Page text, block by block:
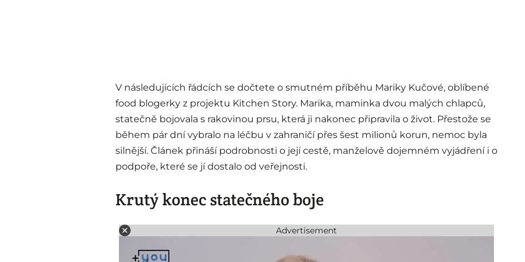
V následujících řádcích se dočtete o smutném příběhu Mariky Kučové, oblíbené
food blogerky z projektu Kitchen Story. Marika, maminka dvou malých chlapců,
statečně bojovala s rakovinou prsu, která ji nakonec připravila o život. Přestože se
během pár dní vybralo na léčbu v zahraničí přes šest milionů korun, nemoc byla
silnější. Článek přináší podrobnosti o její cestě, manželově dojemném vyjádření i o
podpoře, které se jí dostalo od veřejnosti.
Krutý konec statečného boje
Advertisement